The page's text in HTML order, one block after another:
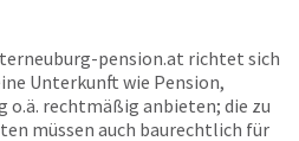
pension.at richtet sich
Unterkunft wie Pension,
rechtmäßig anbieten; die zu
müssen auch baurechtlich für